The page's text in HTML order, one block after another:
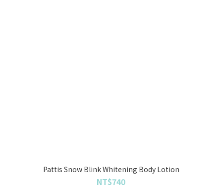
Pattis Snow Blink Whitening Body Lotion
NT$740